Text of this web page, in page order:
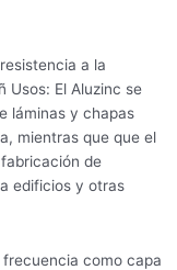
a la
Usos: El Aluzinc se
láminas y chapas
mientras que que el
de
edificios y otras
como capa